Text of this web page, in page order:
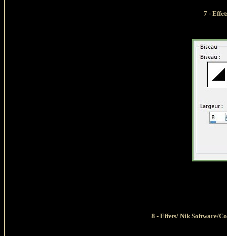
7 -
8 - Effets/ Nik Software/